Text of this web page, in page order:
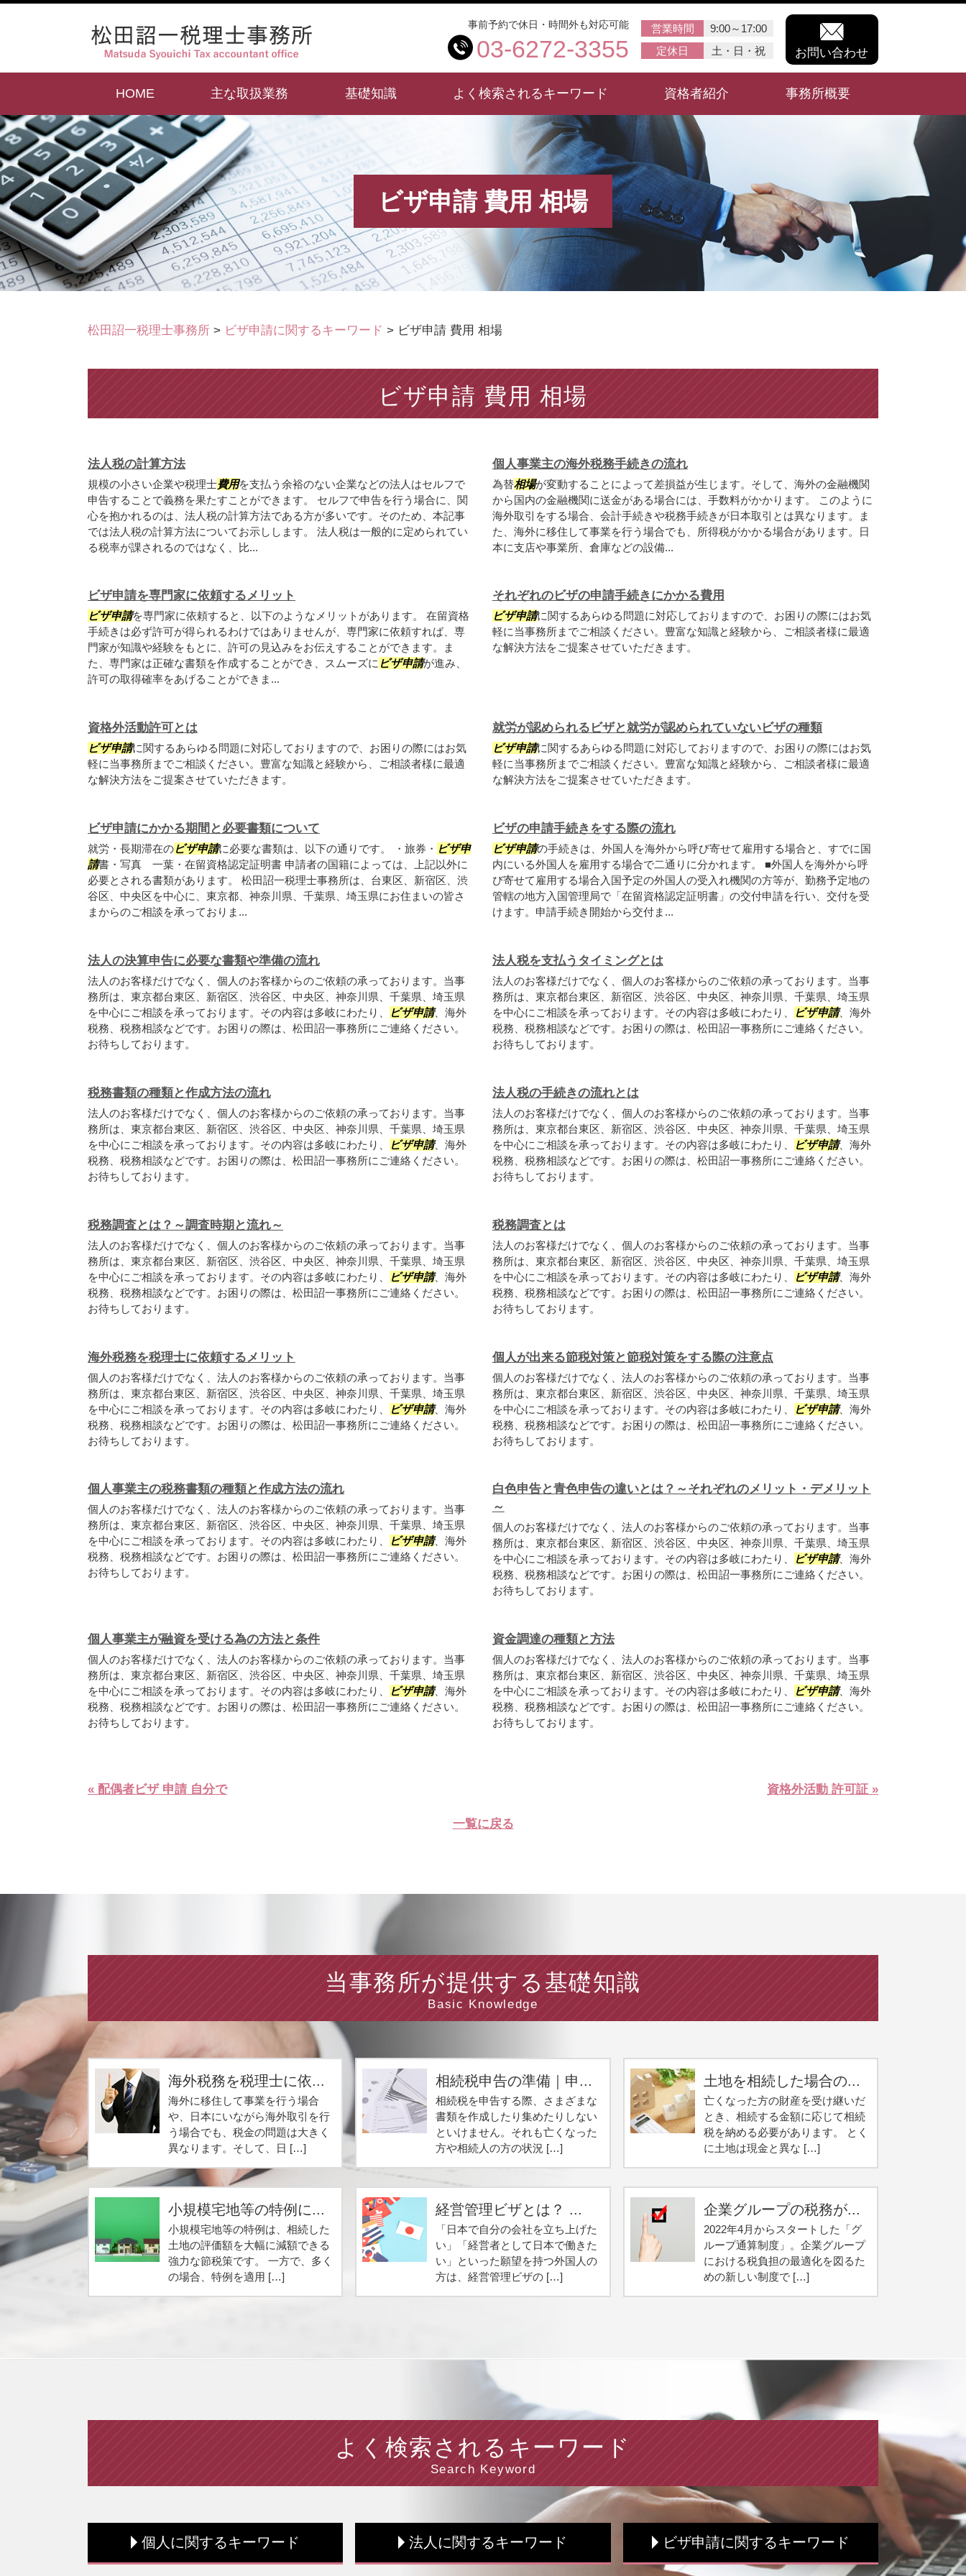
ビザ申請 費用 相場
事前予約で休日・時間外も対応可能
03-6272-3355
営業時間
9:00～17:00
定休日
土・日・祝 お問い合わせ
HOME 主な取扱業務 基礎知識 よく検索されるキーワード 資格者紹介 事務所概要
松田詔一税理士事務所 > ビザ申請に関するキーワード > ビザ申請 費用 相場
ビザ申請 費用 相場
法人税の計算方法
規模の小さい企業や税理士費用を支払う余裕のない企業などの法人はセルフで
申告することで義務を果たすことができます。 セルフで申告を行う場合に、関
心を抱かれるのは、法人税の計算方法である方が多いです。そのため、本記事
では法人税の計算方法についてお示しします。 法人税は一般的に定められてい
る税率が課されるのではなく、比...
個人事業主の海外税務手続きの流れ
為替相場が変動することによって差損益が生じます。そして、海外の金融機関
から国内の金融機関に送金がある場合には、手数料がかかります。 このように
海外取引をする場合、会計手続きや税務手続きが日本取引とは異なります。ま
た、海外に移住して事業を行う場合でも、所得税がかかる場合があります。日
本に支店や事業所、倉庫などの設備...
ビザ申請を専門家に依頼するメリット
ビザ申請を専門家に依頼すると、以下のようなメリットがあります。 在留資格
手続きは必ず許可が得られるわけではありませんが、専門家に依頼すれば、専
門家が知識や経験をもとに、許可の見込みをお伝えすることができます。ま
た、専門家は正確な書類を作成することができ、スムーズに ビザ申請が進み、
許可の取得確率をあげることができま...
それぞれのビザの申請手続きにかかる費用
ビザ申請に関するあらゆる問題に対応しておりますので、お困りの際にはお気
軽に当事務所までご相談ください。豊富な知識と経験から、ご相談者様に最適
な解決方法をご提案させていただきます。
資格外活動許可とは
ビザ申請に関するあらゆる問題に対応しておりますので、お困りの際にはお気
軽に当事務所までご相談ください。豊富な知識と経験から、ご相談者様に最適
な解決方法をご提案させていただきます。
就労が認められるビザと就労が認められていないビザの種類
ビザ申請に関するあらゆる問題に対応しておりますので、お困りの際にはお気
軽に当事務所までご相談ください。豊富な知識と経験から、ご相談者様に最適
な解決方法をご提案させていただきます。
ビザ申請にかかる期間と必要書類について
就労・長期滞在のビザ申請に必要な書類は、以下の通りです。 ・旅券・ ビザ申
請書・写真 一葉・在留資格認定証明書 申請者の国籍によっては、上記以外に
必要とされる書類があります。 松田詔一税理士事務所は、台東区、新宿区、渋
谷区、中央区を中心に、東京都、神奈川県、千葉県、埼玉県にお住まいの皆さ
まからのご相談を承っておりま...
ビザの申請手続きをする際の流れ
ビザ申請の手続きは、外国人を海外から呼び寄せて雇用する場合と、すでに国
内にいる外国人を雇用する場合で二通りに分かれます。 ■外国人を海外から呼
び寄せて雇用する場合入国予定の外国人の受入れ機関の方等が、勤務予定地の
管轄の地方入国管理局で「在留資格認定証明書」の交付申請を行い、交付を受
けます。申請手続き開始から交付ま...
法人の決算申告に必要な書類や準備の流れ
法人のお客様だけでなく、個人のお客様からのご依頼の承っております。当事
務所は、東京都台東区、新宿区、渋谷区、中央区、神奈川県、千葉県、埼玉県
を中心にご相談を承っております。その内容は多岐にわたり、
ビザ申請、海外
税務、税務相談などです。お困りの際は、松田詔一事務所にご連絡ください。
お待ちしております。
法人税を支払うタイミングとは
法人のお客様だけでなく、個人のお客様からのご依頼の承っております。当事
務所は、東京都台東区、新宿区、渋谷区、中央区、神奈川県、千葉県、埼玉県
を中心にご相談を承っております。その内容は多岐にわたり、
ビザ申請、海外
税務、税務相談などです。お困りの際は、松田詔一事務所にご連絡ください。
お待ちしております。
税務書類の種類と作成方法の流れ
法人のお客様だけでなく、個人のお客様からのご依頼の承っております。当事
務所は、東京都台東区、新宿区、渋谷区、中央区、神奈川県、千葉県、埼玉県
を中心にご相談を承っております。その内容は多岐にわたり、
ビザ申請、海外
税務、税務相談などです。お困りの際は、松田詔一事務所にご連絡ください。
お待ちしております。
法人税の手続きの流れとは
法人のお客様だけでなく、個人のお客様からのご依頼の承っております。当事
務所は、東京都台東区、新宿区、渋谷区、中央区、神奈川県、千葉県、埼玉県
を中心にご相談を承っております。その内容は多岐にわたり、
ビザ申請、海外
税務、税務相談などです。お困りの際は、松田詔一事務所にご連絡ください。
お待ちしております。
税務調査とは？～調査時期と流れ～
法人のお客様だけでなく、個人のお客様からのご依頼の承っております。当事
務所は、東京都台東区、新宿区、渋谷区、中央区、神奈川県、千葉県、埼玉県
を中心にご相談を承っております。その内容は多岐にわたり、
ビザ申請、海外
税務、税務相談などです。お困りの際は、松田詔一事務所にご連絡ください。
お待ちしております。
税務調査とは
法人のお客様だけでなく、個人のお客様からのご依頼の承っております。当事
務所は、東京都台東区、新宿区、渋谷区、中央区、神奈川県、千葉県、埼玉県
を中心にご相談を承っております。その内容は多岐にわたり、
ビザ申請、海外
税務、税務相談などです。お困りの際は、松田詔一事務所にご連絡ください。
お待ちしております。
海外税務を税理士に依頼するメリット
個人のお客様だけでなく、法人のお客様からのご依頼の承っております。当事
務所は、東京都台東区、新宿区、渋谷区、中央区、神奈川県、千葉県、埼玉県
を中心にご相談を承っております。その内容は多岐にわたり、
ビザ申請、海外
税務、税務相談などです。お困りの際は、松田詔一事務所にご連絡ください。
お待ちしております。
個人が出来る節税対策と節税対策をする際の注意点
個人のお客様だけでなく、法人のお客様からのご依頼の承っております。当事
務所は、東京都台東区、新宿区、渋谷区、中央区、神奈川県、千葉県、埼玉県
を中心にご相談を承っております。その内容は多岐にわたり、
ビザ申請、海外
税務、税務相談などです。お困りの際は、松田詔一事務所にご連絡ください。
お待ちしております。
個人事業主の税務書類の種類と作成方法の流れ
個人のお客様だけでなく、法人のお客様からのご依頼の承っております。当事
務所は、東京都台東区、新宿区、渋谷区、中央区、神奈川県、千葉県、埼玉県
を中心にご相談を承っております。その内容は多岐にわたり、
ビザ申請、海外
税務、税務相談などです。お困りの際は、松田詔一事務所にご連絡ください。
お待ちしております。
白色申告と青色申告の違いとは？～それぞれのメリット・デメリット
～
個人のお客様だけでなく、法人のお客様からのご依頼の承っております。当事
務所は、東京都台東区、新宿区、渋谷区、中央区、神奈川県、千葉県、埼玉県
を中心にご相談を承っております。その内容は多岐にわたり、
ビザ申請、海外
税務、税務相談などです。お困りの際は、松田詔一事務所にご連絡ください。
お待ちしております。
個人事業主が融資を受ける為の方法と条件
個人のお客様だけでなく、法人のお客様からのご依頼の承っております。当事
務所は、東京都台東区、新宿区、渋谷区、中央区、神奈川県、千葉県、埼玉県
を中心にご相談を承っております。その内容は多岐にわたり、
ビザ申請、海外
税務、税務相談などです。お困りの際は、松田詔一事務所にご連絡ください。
お待ちしております。
資金調達の種類と方法
個人のお客様だけでなく、法人のお客様からのご依頼の承っております。当事
務所は、東京都台東区、新宿区、渋谷区、中央区、神奈川県、千葉県、埼玉県
を中心にご相談を承っております。その内容は多岐にわたり、
ビザ申請、海外
税務、税務相談などです。お困りの際は、松田詔一事務所にご連絡ください。
お待ちしております。
« 配偶者ビザ 申請 自分で 資格外活動 許可証 »
一覧に戻る
当事務所が提供する基礎知識
Basic Knowledge
海外税務を税理士に依...
海外に移住して事業を行う場合
や、日本にいながら海外取引を行
う場合でも、税金の問題は大きく
異なります。そして、日 […]
相続税申告の準備｜申...
相続税を申告する際、さまざまな
書類を作成したり集めたりしない
といけません。それも亡くなった
方や相続人の方の状況 […]
土地を相続した場合の...
亡くなった方の財産を受け継いだ
とき、相続する金額に応じて相続
税を納める必要があります。 とく
に土地は現金と異な […]
小規模宅地等の特例に...
小規模宅地等の特例は、相続した
土地の評価額を大幅に減額できる
強力な節税策です。 一方で、多く
の場合、特例を適用 […]
経営管理ビザとは？ ...
「日本で自分の会社を立ち上げた
い」「経営者として日本で働きた
い」といった願望を持つ外国人の
方は、経営管理ビザの […]
企業グループの税務が...
2022年4月からスタートした「グ
ループ通算制度」。企業グループ
における税負担の最適化を図るた
めの新しい制度で […]
よく検索されるキーワード
Search Keyword
個人に関するキーワード 法人に関するキーワード ビザ申請に関するキーワード